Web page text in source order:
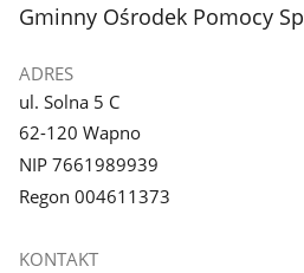
stopka
Gminny Ośrodek Pomocy
ADRES
ul. Solna 5 C
62-120 Wapno
NIP 7661989939
Regon 004611373
KONTAKT